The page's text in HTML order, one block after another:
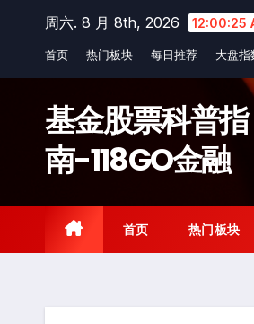
content
周六. 8 月 8th, 2026 12:00:26
首页 热门板块 每日推荐 大盘指
基金股票科普指
南-118GO金融
首页 热门板块